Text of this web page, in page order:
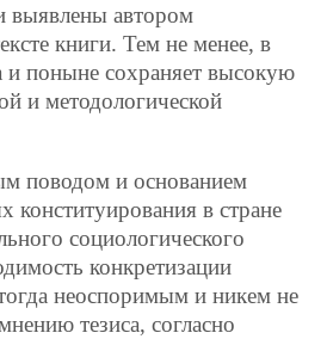
выявлены автором
книги. Тем не менее, в
поныне сохраняет высокую
и методологической
поводом и основанием
конституирования в стране
социологического
конкретизации
неоспоримым и никем не
тезиса, согласно